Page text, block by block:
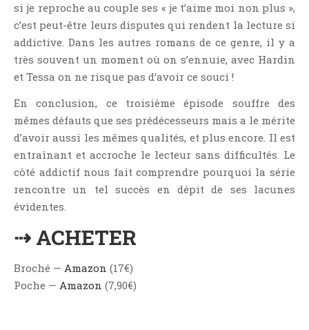
si je reproche au couple ses « je t’aime moi non plus »,
c’est peut-être leurs disputes qui rendent la lecture si
addictive. Dans les autres romans de ce genre, il y a
très souvent un moment où on s’ennuie, avec Hardin
et Tessa on ne risque pas d’avoir ce souci !
En conclusion, ce troisième épisode souffre des
mêmes défauts que ses prédécesseurs mais a le mérite
d’avoir aussi les mêmes qualités, et plus encore. Il est
entraînant et accroche le lecteur sans difficultés. Le
côté addictif nous fait comprendre pourquoi la série
rencontre un tel succès en dépit de ses lacunes
évidentes.
⇢ ACHETER
Broché — Amazon (17€)
Poche — Amazon (7,90€)